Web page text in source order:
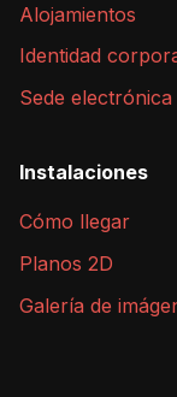
Alojamientos
Identidad
Sede electrónica
Instalaciones
Cómo llegar
Planos 2D
Galería de